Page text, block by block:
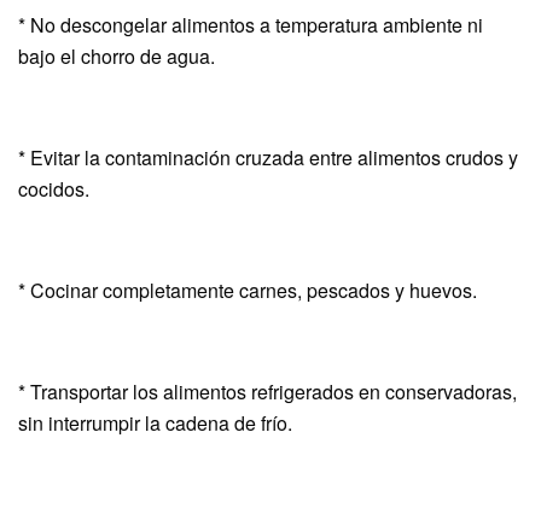
* No descongelar alimentos a temperatura ambiente ni
bajo el chorro de agua.
* Evitar la contaminación cruzada entre alimentos crudos y
cocidos.
* Cocinar completamente carnes, pescados y huevos.
* Transportar los alimentos refrigerados en conservadoras,
sin interrumpir la cadena de frío.